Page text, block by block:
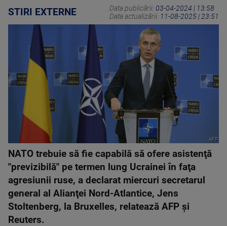
STIRI EXTERNE Data publicării: 03-04-2024 | 13:58
Data actualizării: 11-08-2025 | 23:51
AFP
NATO trebuie să fie capabilă să ofere asistenţă
"previzibilă" pe termen lung Ucrainei în faţa
agresiunii ruse, a declarat miercuri secretarul
general al Alianţei Nord-Atlantice, Jens
Stoltenberg, la Bruxelles, relatează AFP şi
Reuters.